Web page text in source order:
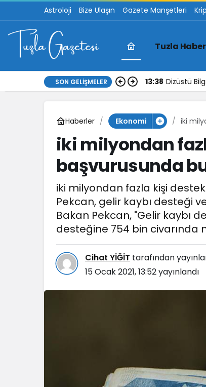
Astroloji Bize Ulaşın Gazete Manşetleri
Tuzla
SON GELIŞMELER 17:30 İstanbul
Haberler Ekonomi iki
iki milyondan
başvurusunda
iki milyondan fazla kişi
Pekcan, gelir kaybı desteği
Bakan Pekcan, "Gelir kaybı
desteğine 754 bin civarında
Cihat YİĞİT tarafından
15 Ocak 2021, 13:52yayınlandı
Blog
Dizüstü